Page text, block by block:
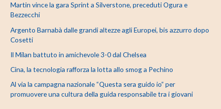
a
Martin vince la gara Sprint a Silverstone, preceduti Ogura e
Bezzecchi
Argento Barnabà dalle grandi altezze agli Europei, bis azzurro dopo
Cosetti
Il Milan battuto in amichevole 3-0 dal Chelsea
Cina, la tecnologia rafforza la lotta allo smog a Pechino
Al via la campagna nazionale “Questa sera guido io” per
promuovere una cultura della guida responsabile tra i giovani